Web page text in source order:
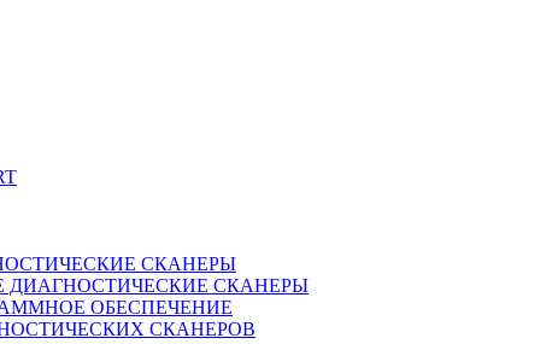
СКАНЕРЫ
ДИАГНОСТИЧЕСКИЕ СКАНЕРЫ
ОБЕСПЕЧЕНИЕ
СКАНЕРОВ